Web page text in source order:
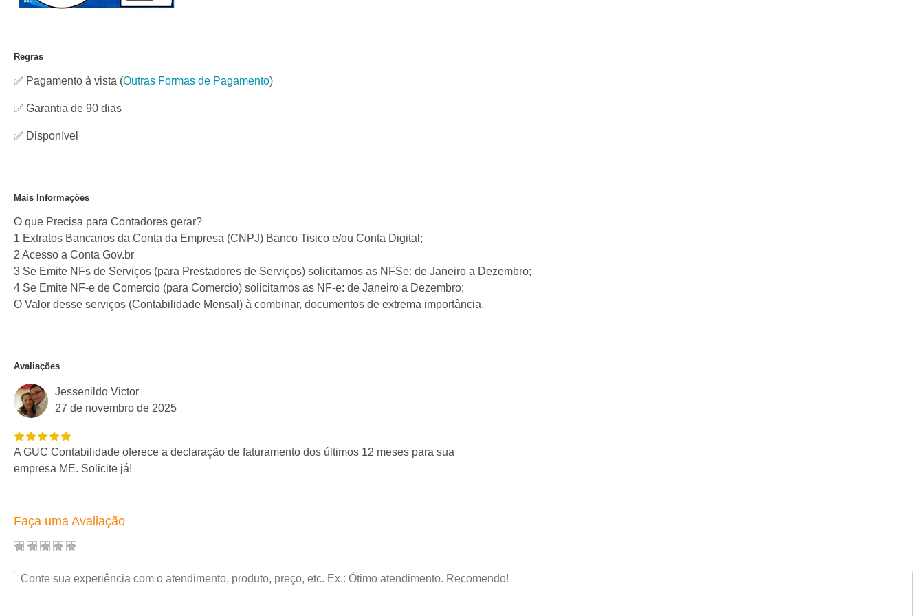
Regras
✅ Pagamento à vista (Outras Formas de Pagamento)
✅ Garantia de 90 dias
✅ Disponível
Mais Informações
O que Precisa para Contadores gerar?
1 Extratos Bancarios da Conta da Empresa (CNPJ) Banco Tisico e/ou Conta Digital;
2 Acesso a Conta Gov.br
3 Se Emite NFs de Serviços (para Prestadores de Serviços) solicitamos as NFSe: de Janeiro a Dezembro;
4 Se Emite NF-e de Comercio (para Comercio) solicitamos as NF-e: de Janeiro a Dezembro;
O Valor desse serviços (Contabilidade Mensal) à combinar, documentos de extrema importância.
Avaliações
Jessenildo Victor
27 de novembro de 2025
A GUC Contabilidade oferece a declaração de faturamento dos últimos 12 meses para sua
empresa ME. Solicite já!
Faça uma Avaliação